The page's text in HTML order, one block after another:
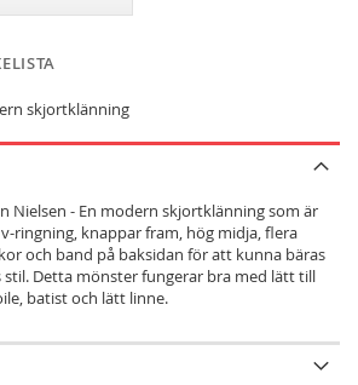
skjortklänning
Nielsen - En modern skjortklänning som är
ringning, knappar fram, hög midja, flera
och band på baksidan för att kunna bäras
stil. Detta mönster fungerar bra med lätt till
batist och lätt linne.